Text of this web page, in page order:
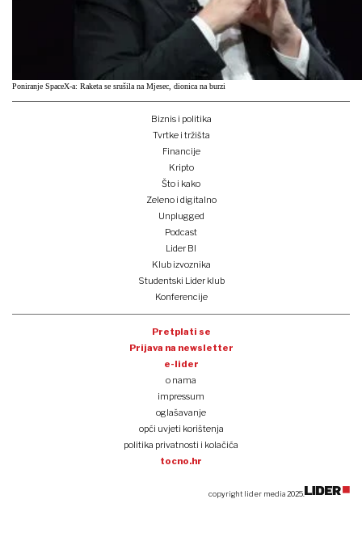
Poniranje SpaceX-a: Raketa se srušila na Mjesec, dionica na burzi
Biznis i politika
Tvrtke i tržišta
Financije
Kripto
Što i kako
Zeleno i digitalno
Unplugged
Podcast
Lider BI
Klub izvoznika
Studentski Lider klub
Konferencije
Pretplati se
Prijava na newsletter
e-lider
o nama
impressum
oglašavanje
opći uvjeti korištenja
politika privatnosti i kolačića
tocno.hr
copyright lider media 2025.